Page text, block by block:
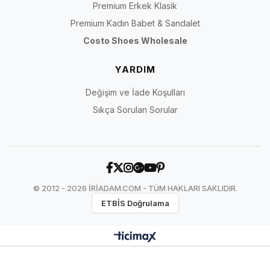
Premium Erkek Klasik
Premium Kadın Babet & Sandalet
Costo Shoes Wholesale
YARDIM
Değişim ve İade Koşulları
Sıkça Sorulan Sorular
© 2012 - 2026 İRİADAM.COM - TÜM HAKLARI SAKLIDIR.
ETBİS Doğrulama